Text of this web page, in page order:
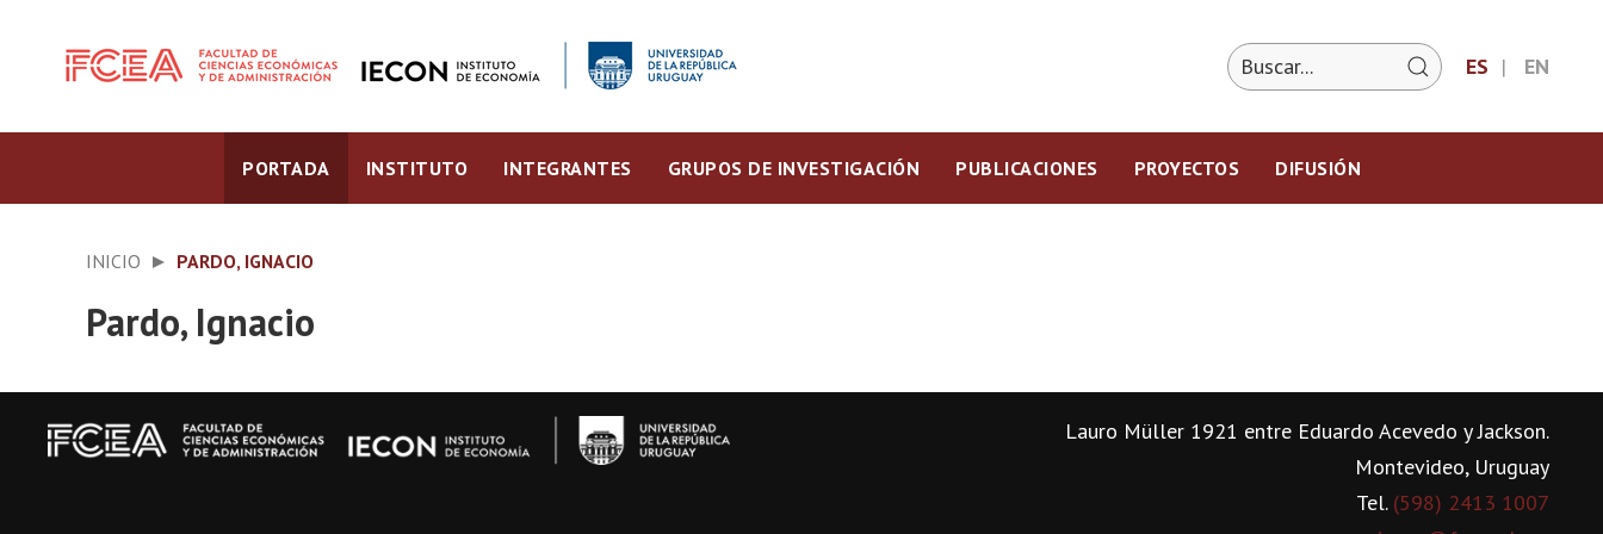
ES EN
PORTADA INSTITUTO INTEGRANTES GRUPOS DE INVESTIGACIÓN PUBLICACIONES PROYECTOS DIFUSIÓN
INICIO PARDO, IGNACIO
Pardo, Ignacio
Lauro Müller 1921 entre Eduardo Acevedo y Jackson.
Montevideo, Uruguay
Tel. (598) 2413 1007